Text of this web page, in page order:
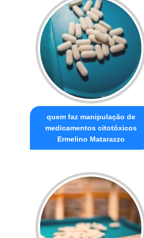
quem faz manipulação de
medicamentos citotóxicos
Ermelino Matarazzo